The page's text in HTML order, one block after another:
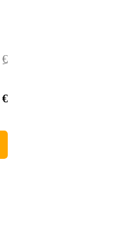
€ 18,10
€ 17,55